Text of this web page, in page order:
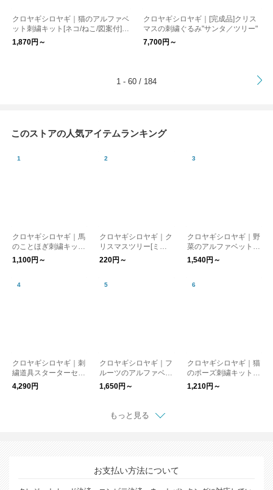
クロヤギシロヤギ｜猫のアルファベ
ット刺繍キット[ネコ/ねこ/図案付]
うちのコ模様でつくるにゃるふぁべ
っと
1,870円～
クロヤギシロヤギ｜[完成品]クリス
マスの刺繍ぐるみ"サンタ／ツリー"
7,700円～
1 - 60 / 184
このストアの人気アイテムランキング
クロヤギシロヤギ｜馬
のことほぎ刺繍キット
(祈、守) [午年/お正月/
結婚式/おひなまつり/
1,100円～
クロヤギシロヤギ｜ク
リスマスツリー[ミシ
ン刺繍入りカットクロ
220円～
クロヤギシロヤギ｜野
菜のアルファベットの
刺繍キット[初心者向
け/図案付/入園入学/通
1,540円～
クロヤギシロヤギ｜刺
繍道具スターターセッ
ト[刺繍道具/手芸道具/
入園入学/通園］オリ
4,290円
クロヤギシロヤギ｜フ
ルーツのアルファベッ
トの刺繍キット[初心
者でも楽しい/図案付/
1,650円～
クロヤギシロヤギ｜猫
のポーズ刺繍キット
[初心者向け/図案付/入
園入学/通園］
1,210円～
もっと見る
お支払い方法について